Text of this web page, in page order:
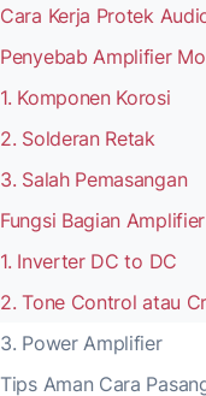
Cara Kerja Protek
Penyebab Amplifier
1. Komponen Korosi
2. Solderan Retak
3. Salah Pemasangan
Fungsi Bagian
1. Inverter DC to DC
2. Tone Control atau
3. Power Amplifier
Tips Aman Cara